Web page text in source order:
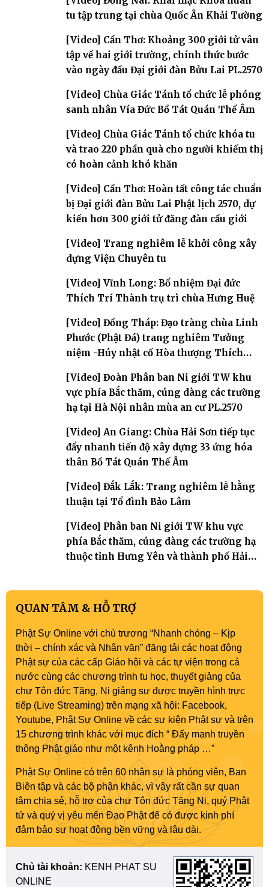
tu tập trung tại chùa Quốc Ân Khải Tường
[Video] Cần Thơ: Khoảng 300 giới tử vân
tập về hai giới trường, chính thức bước
vào ngày đầu Đại giới đàn Bửu Lai PL.2570
[Video] Chùa Giác Tánh tổ chức lễ phóng
sanh nhân Vía Đức Bồ Tát Quán Thế Âm
[Video] Chùa Giác Tánh tổ chức khóa tu
và trao 220 phần quà cho người khiếm thị
có hoàn cảnh khó khăn
[Video] Cần Thơ: Hoàn tất công tác chuẩn
bị Đại giới đàn Bửu Lai Phật lịch 2570, dự
kiến hơn 300 giới tử đăng đàn cầu giới
[Video] Trang nghiêm lễ khởi công xây
dựng Viện Chuyên tu
[Video] Vĩnh Long: Bổ nhiệm Đại đức
Thích Trí Thành trụ trì chùa Hưng Huệ
[Video] Đồng Tháp: Đạo tràng chùa Linh
Phước (Phật Đá) trang nghiêm Tưởng
niệm -Húy nhật cố Hòa thượng Thích
[Video] Đoàn Phân ban Ni giới TW khu
vực phía Bắc thăm, cúng dàng các trường
hạ tại Hà Nội nhân mùa an cư PL.2570
[Video] An Giang: Chùa Hải Sơn tiếp tục
đẩy nhanh tiến độ xây dựng 33 ứng hóa
thân Bồ Tát Quán Thế Âm
[Video] Đắk Lắk: Trang nghiêm lễ hằng
thuận tại Tổ đình Bảo Lâm
[Video] Phân ban Ni giới TW khu vực
phía Bắc thăm, cúng dàng các trường hạ
thuộc tỉnh Hưng Yên và thành phố Hải
QUAN TÂM & HỖ TRỢ
Phật Sự Online với chủ trương “Nhanh chóng – Kịp
thời – chính xác và Nhân văn” đăng tải các hoạt động
Phật sự của các cấp Giáo hội và các tự viện trong cả
nước cùng các chương trình tu học, thuyết giảng của
chư Tôn đức Tăng, Ni giảng sư được truyền hình trực
tiếp (Live Streaming) trên mạng xã hội: Facebook,
Youtube, Phật Sự Online về các sự kiện Phật sự và trên
15 chương trình khác với mục đích “ Đẩy mạnh truyền
thông Phật giáo như một kênh Hoằng pháp …”
Phật Sự Online có trên 60 nhân sự là phóng viên, Ban
Biên tập và các bộ phận khác, vì vậy rất cần sự quan
tâm chia sẻ, hỗ trợ của chư Tôn đức Tăng Ni, quý Phật
tử và quý vị yêu mến Đạo Phật để có được kinh phí
đảm bảo sự hoạt động bền vững và lâu dài.
Chủ tài khoản: KENH PHAT SU
ONLINE